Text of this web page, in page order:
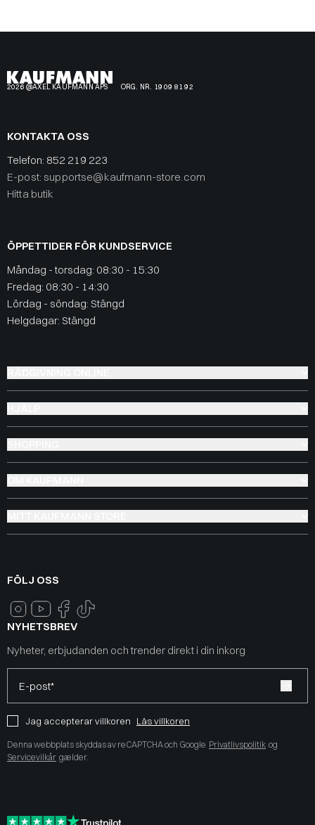
2026 @AXEL KAUFMANN APS ORG. NR. 19 09 81 92
KONTAKTA OSS
Telefon: 852 219 223
E-post: supportse@kaufmann-store.com
Hitta butik
ÖPPETTIDER FÖR KUNDSERVICE
Måndag - torsdag: 08:30 - 15:30
Fredag: 08:30 - 14:30
Lördag - söndag: Stängd
Helgdagar: Stängd
FÖLJ OSS
NYHETSBREV
Nyheter, erbjudanden och trender direkt i din inkorg
E-post*
Jag accepterar villkoren Läs villkoren
Denna webbplats skyddas av reCAPTCHA och Google Privatlivspolitik og
Servicevilkår gælder.